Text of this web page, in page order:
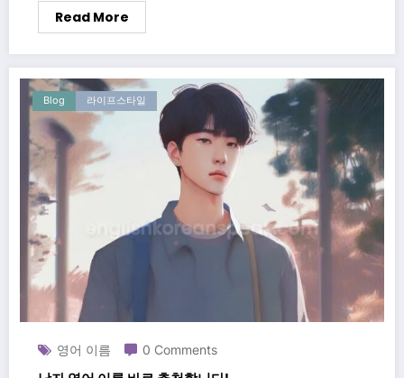
Read More
Blog 라이프스타일
영어 이름 0 Comments